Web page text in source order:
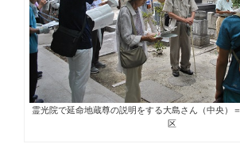
霊光院で延命地蔵尊の説明をする大島さん（中央）
区